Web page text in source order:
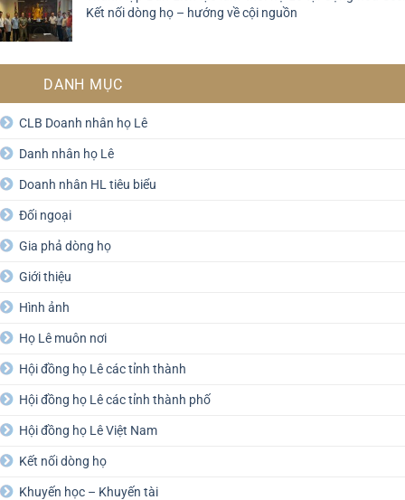
Kết nối dòng họ – hướng về cội nguồn
DANH MỤC
CLB Doanh nhân họ Lê
Danh nhân họ Lê
Doanh nhân HL tiêu biểu
Đối ngoại
Gia phả dòng họ
Giới thiệu
Hình ảnh
Họ Lê muôn nơi
Hội đồng họ Lê các tỉnh thành
Hội đồng họ Lê các tỉnh thành phố
Hội đồng họ Lê Việt Nam
Kết nối dòng họ
Khuyến học – Khuyến tài